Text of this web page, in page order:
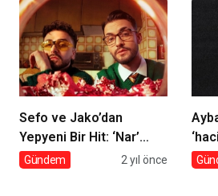
Sefo ve Jako’dan
Yepyeni Bir Hit: ‘Nar’
Yayında!
Gündem 2 yıl önce